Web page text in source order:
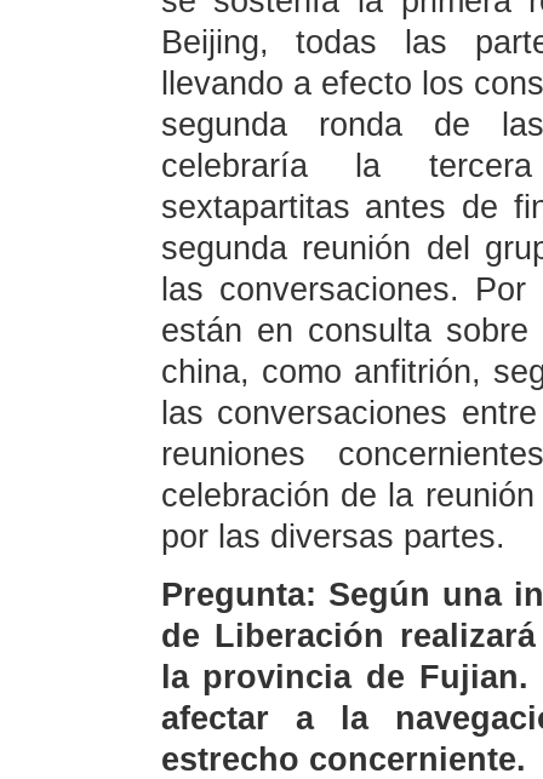
Beijing, todas las
llevando a efecto los
segunda ronda de
celebraría la
sextapartitas antes de
segunda reunión del
las conversaciones.
están en consulta
china, como anfitrión,
las conversaciones
reuniones
celebración de la
por las diversas partes.
Pregunta: Según una
de Liberación
la provincia de
afectar a la
estrecho concerniente.